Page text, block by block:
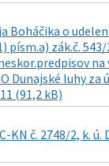
Boháčika o
písm.a) zák.č.
Dunajské luhy za
(91,2 kB)
KN č. 2748/2, k. ú.